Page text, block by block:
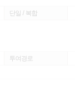
단일 / 복합
투여경로